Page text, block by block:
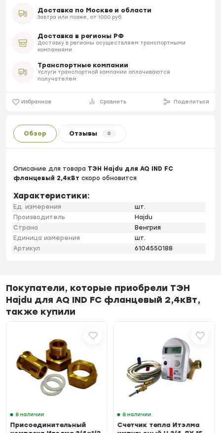
Доставка по Москве и области
Завтра или позже, от 1000 руб.
Доставка в регионы РФ
Доставку в регионы осуществляем транспортными
компаниями
Транспортные компании
Услуги транспортной компании оплачиваются
получателем
Избранное Сравнить Поделиться
Обзор Отзывы 0
Описание для товара ТЭН Hajdu для AQ IND FC
фланцевый 2,4кВт скоро обновится
Характеристики:
Ед. измерения
шт.
Производитель
Hajdu
Страна
Венгрия
Единица измерения
шт.
Артикул
6104550188
Покупатели, которые приобрели ТЭН
Hajdu для AQ IND FC фланцевый 2,4кВт,
также купили
В наличии
Присоединительный
В наличии
Счетчик тепла Итэлма